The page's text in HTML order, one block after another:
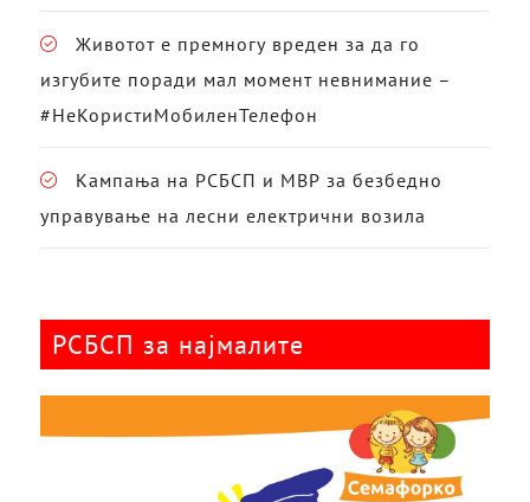
Животот е премногу вреден за да го
изгубите поради мал момент невнимание –
#НеКористиМобиленТелефон
Кампања на РСБСП и МВР за безбедно
управување на лесни електрични возила
РСБСП за најмалите